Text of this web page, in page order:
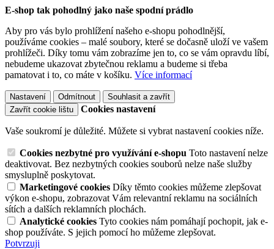
E-shop tak pohodlný jako naše spodní prádlo
Aby pro vás bylo prohlížení našeho e-shopu pohodlnější,
používáme cookies – malé soubory, které se dočasně uloží ve vašem
prohlížeči. Díky tomu vám zobrazíme jen to, co se vám opravdu líbí,
nebudeme ukazovat zbytečnou reklamu a budeme si třeba
pamatovat i to, co máte v košíku. Více informací
Nastavení Odmítnout
Souhlasit a zavřít
Zavřít cookie lištu
Cookies nastavení
Vaše soukromí je důležité. Můžete si vybrat nastavení cookies níže.
Cookies nezbytné pro využívání e-shopu Toto nastavení nelze
deaktivovat. Bez nezbytných cookies souborů nelze naše služby
smysluplně poskytovat.
Marketingové cookies Díky těmto cookies můžeme zlepšovat
výkon e-shopu, zobrazovat Vám relevantní reklamu na sociálních
sítích a dalších reklamních plochách.
Analytické cookies Tyto cookies nám pomáhají pochopit, jak e-
shop používáte. S jejich pomocí ho můžeme zlepšovat.
Potvrzuji